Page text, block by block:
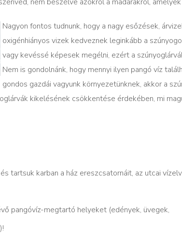
Nagyon fontos tudnunk, hogy a nagy esőzések,
oxigénhiányos vizek kedveznek leginkább a
vagy kevéssé képesek megélni, ezért a
Nem is gondolnánk, hogy mennyi ilyen pangó víz
gondos gazdái vagyunk környezetünknek, akkor a
kikelésének csökkentése érdekében, mi
tartsuk karban a ház ereszcsatornáit, az utcai
pangóvíz-megtartó helyeket (edények, üvegek,